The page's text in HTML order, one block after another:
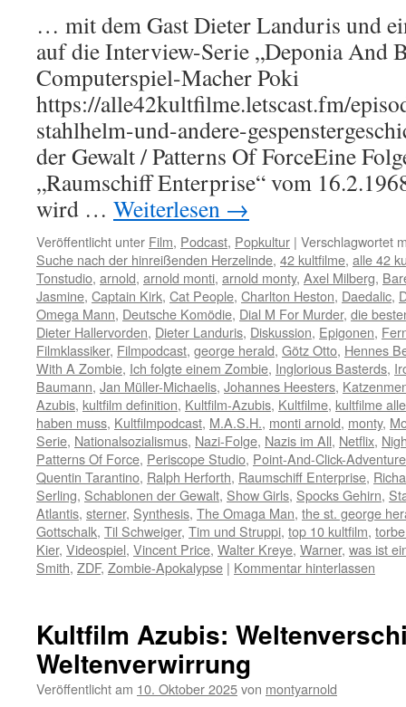
… mit dem Gast Dieter Landuris und
auf die Interview-Serie „Deponia And
Computerspiel-Macher Poki
https://alle42kultfilme.letscast.fm/
stahlhelm-und-andere-
der Gewalt / Patterns Of ForceEine
„Raumschiff Enterprise“ vom
wird … Weiterlesen →
Veröffentlicht unter Film, Podcast, Popkultur | Verschlagwortet
Suche nach der hinreißenden Herzelinde, 42 kultfilme, alle 42
Tonstudio, arnold, arnold monti, arnold monty, Axel Milberg,
Jasmine, Captain Kirk, Cat People, Charlton Heston, Daedalic,
Omega Mann, Deutsche Komödie, Dial M For Murder, die
Dieter Hallervorden, Dieter Landuris, Diskussion, Epigonen,
Filmklassiker, Filmpodcast, george herald, Götz Otto, Hennes
With A Zombie, Ich folgte einem Zombie, Inglorious Basterds,
Baumann, Jan Müller-Michaelis, Johannes Heesters,
Azubis, kultfilm definition, Kultfilm-Azubis, Kultfilme, kultfilme
haben muss, Kultfilmpodcast, M.A.S.H., monti arnold, monty,
Serie, Nationalsozialismus, Nazi-Folge, Nazis im All, Netflix,
Patterns Of Force, Periscope Studio, Point-And-Click-Adventure
Quentin Tarantino, Ralph Herforth, Raumschiff Enterprise,
Serling, Schablonen der Gewalt, Show Girls, Spocks Gehirn,
Atlantis, sterner, Synthesis, The Omaga Man, the st. george
Gottschalk, Til Schweiger, Tim und Struppi, top 10 kultfilm,
Kier, Videospiel, Vincent Price, Walter Kreye, Warner, was ist
Smith, ZDF, Zombie-Apokalypse | Kommentar hinterlassen
Kultfilm Azubis:
Weltenverwirrung
Veröffentlicht am 10. Oktober 2025von montyarnold